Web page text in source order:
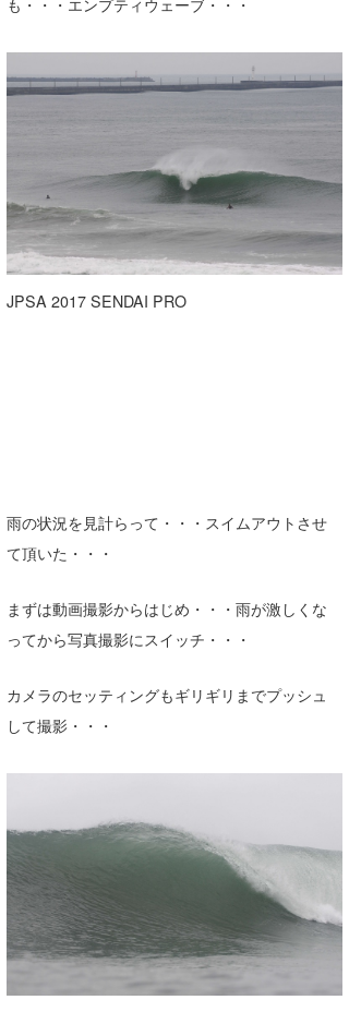
JPSA 2017 SENDAI PRO
雨の状況を見計らって・・・スイムアウトさせ
て頂いた・・・
まずは動画撮影からはじめ・・・雨が激しくな
ってから写真撮影にスイッチ・・・
カメラのセッティングもギリギリまでプッシュ
して撮影・・・